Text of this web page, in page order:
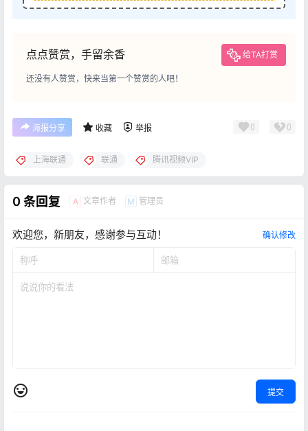
点点赞赏，手留余香 给TA打赏
还没有人赞赏，快来当第一个赞赏的人吧！
海报分享 收藏 举报 0 0
上海联通 联通 腾讯视频VIP
0 条回复 A 文章作者 M 管理员
欢迎您，新朋友，感谢参与互动！ 确认修改
提交